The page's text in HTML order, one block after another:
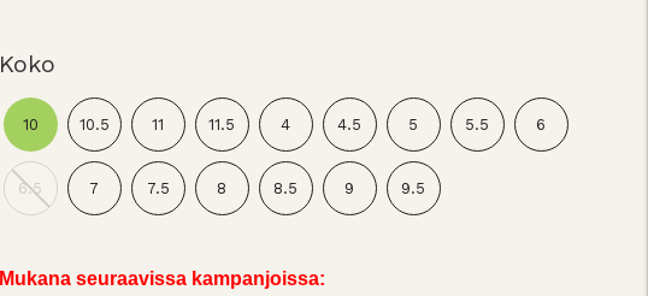
Koko
10 10.5 11 11.5 4 4.5 5 5.5 6
6.5 7 7.5 8 8.5 9 9.5
Mukana seuraavissa kampanjoissa: